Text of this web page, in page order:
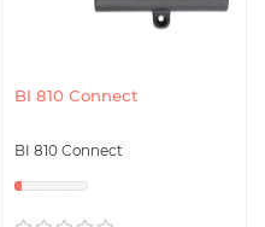
BI 810 Connect
BI 810 Connect